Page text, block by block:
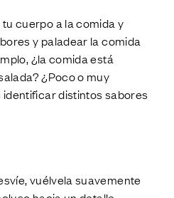
cuerpo a la comida y
y paladear la comida
¿la comida está
¿Poco o muy
distintos sabores
vuélvela suavemente